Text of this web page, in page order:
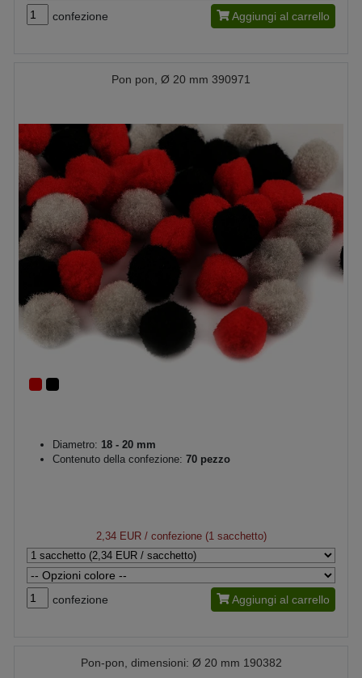
confezione Aggiungi al carrello
Pon pon, Ø 20 mm 390971
Diametro: 18 - 20 mm
Contenuto della confezione: 70 pezzo
2,34 EUR/ confezione (1 sacchetto)
confezione Aggiungi al carrello
Pon-pon, dimensioni: Ø 20 mm 190382